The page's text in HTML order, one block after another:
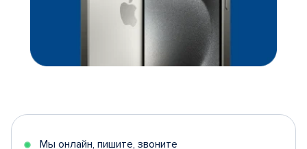
Мы онлайн, пишите, звоните